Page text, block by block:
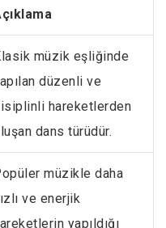
müzik eşliğinde
düzenli ve
hareketlerden
dans türüdür.
müzikle daha
ve enerjik
yapıldığı